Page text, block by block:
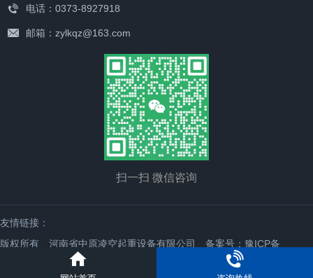
电话：0373-8927918
邮箱：zylkqz@163.com
扫一扫 微信咨询
友情链接：
版权所有 河南省中原凌空起重设备有限公司 备案号：豫ICP备